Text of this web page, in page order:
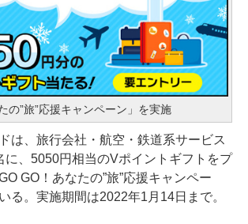
の”旅”応援キャンペーン」を実施
は、旅行会社・航空・鉄道系サービス
に、5050円相当のVポイントギフトをプ
GO！あなたの”旅”応援キャンペー
る。実施期間は2022年1月14日まで。